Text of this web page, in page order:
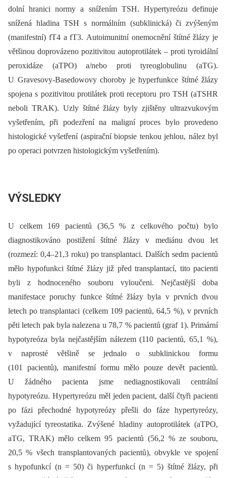
dolní hranici normy a snížením TSH. Hypertyreózu definuje
snížená hladina TSH s normálním (subklinická) či zvýšeným
(manifestní) fT4 a fT3. Autoimunitní onemocnění štítné žlázy je
většinou doprovázeno pozitivitou autoprotilátek –⁠ proti tyroidální
peroxidáze (aTPO) a/nebo proti tyreoglobulinu (aTG).
U Gravesovy-Basedowovy choroby je hyperfunkce štítné žlázy
spojena s pozitivitou protilátek proti receptoru pro TSH (aTSHR
neboli TRAK). Uzly štítné žlázy byly zjištěny ultrazvukovým
vyšetřením, při podezření na maligní proces bylo provedeno
histologické vyšetření (aspirační biopsie tenkou jehlou, nález byl
po operaci potvrzen histologickým vyšetřením).
VÝSLEDKY
U celkem 169 pacientů (36,5 % z celkového počtu) bylo
diagnostikováno postižení štítné žlázy v mediánu dvou let
(rozmezí: 0,4–21,3 roku) po transplantaci. Dalších sedm pacientů
mělo hypofunkci štítné žlázy již před transplantací, tito pacienti
byli z hodnoceného souboru vyloučeni. Nejčastější doba
manifestace poruchy funkce štítné žlázy byla v prvních dvou
letech po transplantaci (celkem 109 pacientů, 64,5 %), v prvních
pěti letech pak byla nalezena u 78,7 % pacientů (graf 1). Primární
hypotyreóza byla nejčastějším nálezem (110 pacientů, 65,1 %),
v naprosté většině se jednalo o subklinickou formu
(101 pacientů), manifestní formu mělo pouze devět pacientů.
U žádného pacienta jsme nediagnostikovali centrální
hypotyreózu. Hypertyreózu měl jeden pacient, další čtyři pacienti
po fázi přechodné hypotyreózy přešli do fáze hypertyreózy,
vyžadující tyreostatika. Zvýšené hladiny autoprotilátek (aTPO,
aTG, TRAK) mělo celkem 95 pacientů (56,2 % ze souboru,
20,5 % všech transplantovaných pacientů), obvykle ve spojení
s hypofunkcí (n = 50) či hyperfunkcí (n = 5) štítné žlázy, při